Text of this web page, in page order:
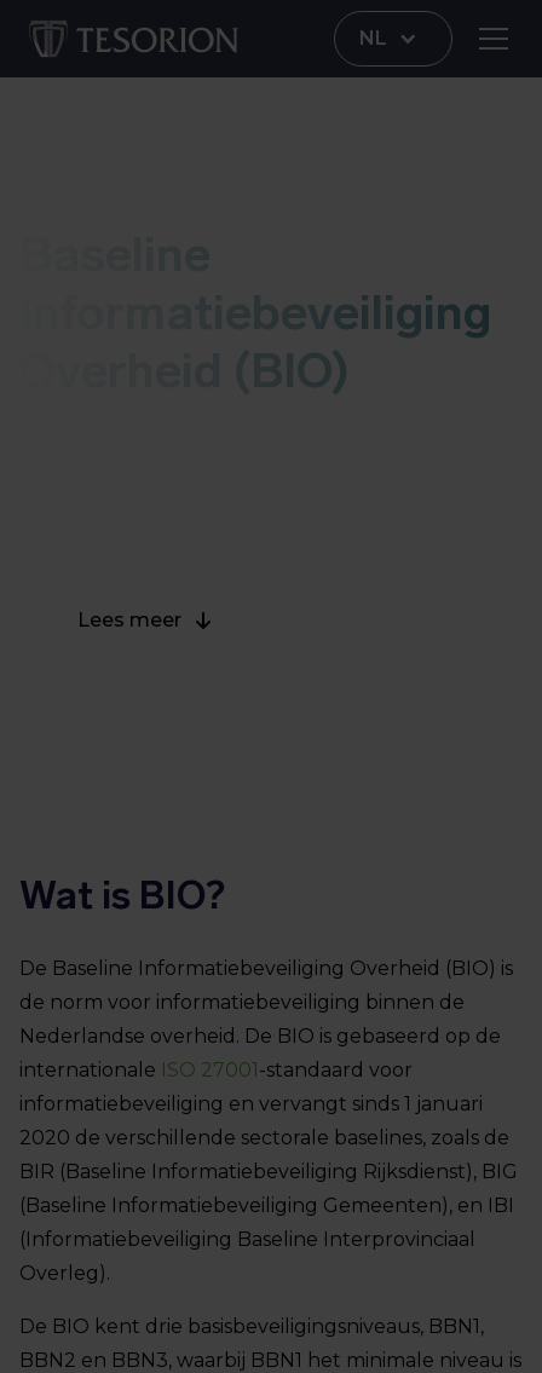
NL
Informatiebeveiliging
Overheid (BIO)
Lees meer
Wat is BIO?
De Baseline Informatiebeveiliging Overheid (BIO) is
de norm voor informatiebeveiliging binnen de
Nederlandse overheid. De BIO is gebaseerd op de
internationale ISO 27001-standaard voor
informatiebeveiliging en vervangt sinds 1 januari
2020 de verschillende sectorale baselines, zoals de
BIR (Baseline Informatiebeveiliging Rijksdienst), BIG
(Baseline Informatiebeveiliging Gemeenten), en IBI
(Informatiebeveiliging Baseline Interprovinciaal
Overleg).
De BIO kent drie basisbeveiligingsniveaus, BBN1,
BBN2 en BBN3, waarbij BBN1 het minimale niveau is